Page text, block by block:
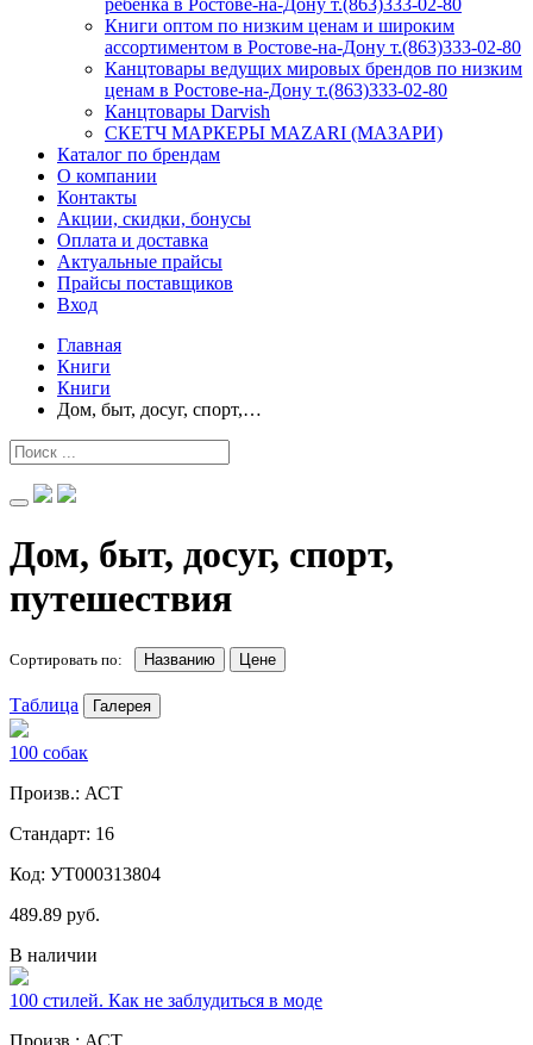
ребенка в Ростове-на-Дону т.(863)333-02-80
Книги оптом по низким ценам и широким
ассортиментом в Ростове-на-Дону т.(863)333-02-80
Канцтовары ведущих мировых брендов по низким
ценам в Ростове-на-Дону т.(863)333-02-80
Канцтовары Darvish
СКЕТЧ МАРКЕРЫ MAZARI (МАЗАРИ)
Каталог по брендам
О компании
Контакты
Акции, скидки, бонусы
Оплата и доставка
Актуальные прайсы
Прайсы поставщиков
Вход
Главная
Книги
Книги
Дом, быт, досуг, спорт,…
Дом, быт, досуг, спорт,
путешествия
Сортировать по: Названию Цене
Таблица Галерея
100 собак
Произв.: АСТ
Стандарт: 16
Код: УТ000313804
489.89 руб.
В наличии
100 стилей. Как не заблудиться в моде
Произв.: АСТ